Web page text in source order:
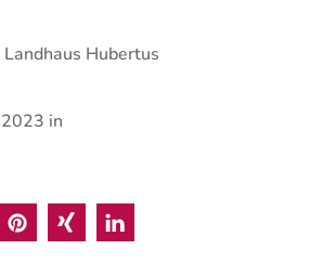
Hubertus
in